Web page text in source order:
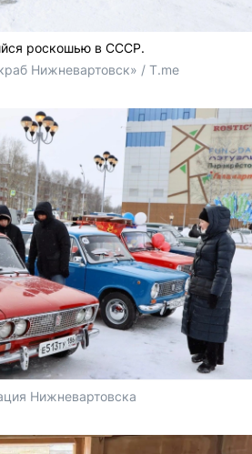
роскошью в СССР.
Нижневартовск» / T.me
Нижневартовска